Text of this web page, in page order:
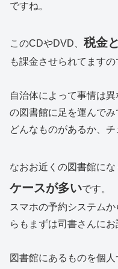
ですね。
このCDやDVD、 税金
も課金させられてます
自治体によって事情は
の図書館に足を運んでみ
どんなものがあるか、
なおお近くの図書館にな
ケースが多いです。
スマホの予約システム
らもまずは司書さんにお
図書館にあるものを個